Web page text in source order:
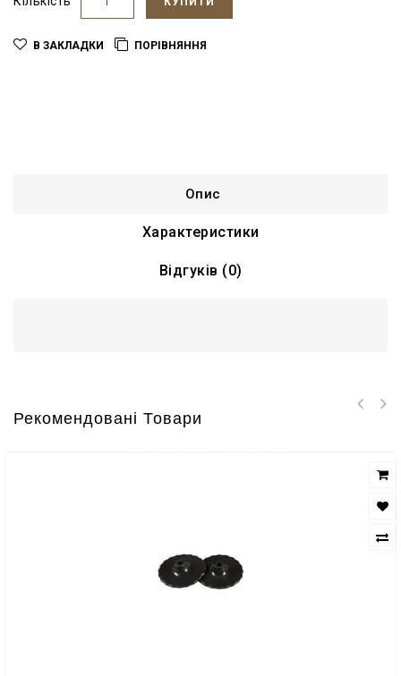
В ЗАКЛАДКИ ПОРІВНЯННЯ
Опис
Характеристики
Відгуків (0)
Рекомендовані Товари